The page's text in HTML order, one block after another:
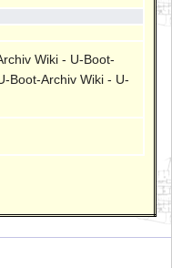
Wiki - U-Boot-
Boot-Archiv Wiki - U-